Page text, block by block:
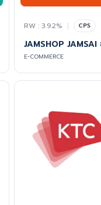
RW : 3.92% | CPS
E-COMMERCE